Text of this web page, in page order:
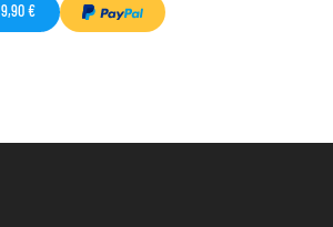
9,90 €